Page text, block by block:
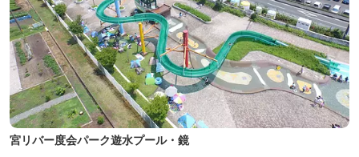
宮リバー度会パーク遊水プール・鏡